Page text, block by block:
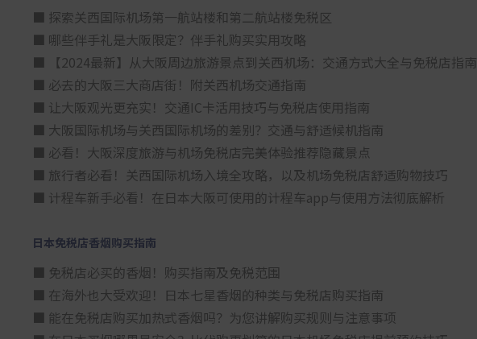
■ 探索关西国际机场第一航站楼和第二航站楼免税区
■ 哪些伴手礼是大阪限定？伴手礼购买实用攻略
■ 【2024最新】从大阪周边旅游景点到关西机场：交通方式大全与免税店指南
■ 必去的大阪三大商店街！附关西机场交通指南
■ 让大阪观光更充实！交通IC卡活用技巧与免税店使用指南
■ 大阪国际机场与关西国际机场的差别？交通与舒适候机指南
■ 必看！大阪深度旅游与机场免税店完美体验推荐隐藏景点
■ 旅行者必看！关西国际机场入境全攻略，以及机场免税店舒适购物技巧
■ 计程车新手必看！在日本大阪可使用的计程车app与使用方法彻底解析
日本免税店香烟购买指南
■ 免税店必买的香烟！购买指南及免税范围
■ 在海外也大受欢迎！日本七星香烟的种类与免税店购买指南
■ 能在免税店购买加热式香烟吗？为您讲解购买规则与注意事项